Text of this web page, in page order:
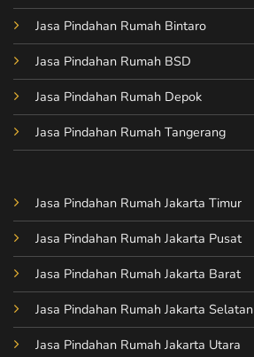
Jasa Pindahan Rumah Bintaro
Jasa Pindahan Rumah BSD
Jasa Pindahan Rumah Depok
Jasa Pindahan Rumah Tangerang
Jasa Pindahan Rumah Jakarta Timur
Jasa Pindahan Rumah Jakarta Pusat
Jasa Pindahan Rumah Jakarta Barat
Jasa Pindahan Rumah Jakarta Selatan
Jasa Pindahan Rumah Jakarta Utara